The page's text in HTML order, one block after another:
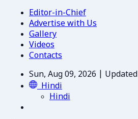
Editor-in-Chief
Advertise with Us
Gallery
Videos
Contacts
Sun, Aug 09, 2026 |
Hindi
Hindi